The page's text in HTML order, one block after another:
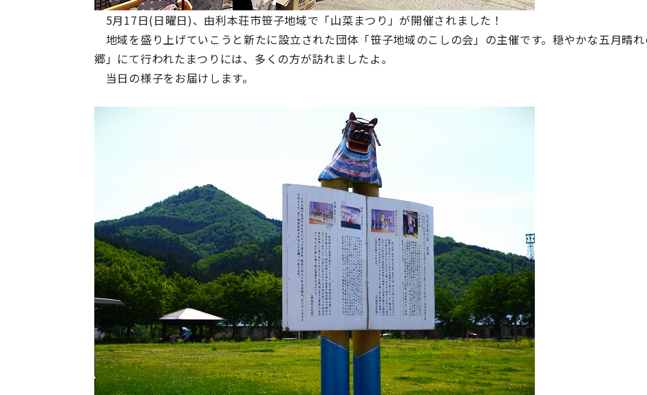
5月17日(日曜日)、由利本荘市笹子地域で「山菜まつり」が開催されました！
地域を盛り上げていこうと新たに設立された団体「笹子地域のこしの会」の主催です。穏やかな五月晴
郷 」にて行われたまつりには、多くの方が訪れましたよ。
当日の様子をお届けします。